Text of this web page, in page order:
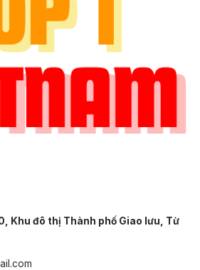
Khu đô thị Thành phố Giao lưu, Từ